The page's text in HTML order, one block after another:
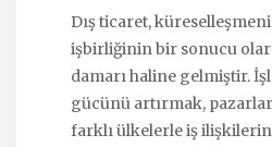
Dış ticaret,
işbirliğinin bir sonucu
damarı haline gelmiştir.
gücünü artırmak,
farklı ülkelerle iş